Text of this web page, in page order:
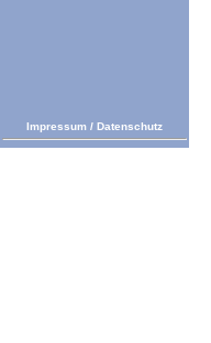
Impressum / Datenschutz